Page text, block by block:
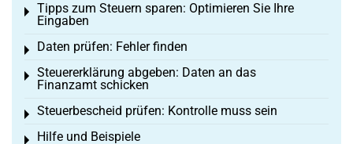
Tipps zum Steuern sparen: Optimieren Sie Ihre
Eingaben
Toggle menu
Daten prüfen: Fehler finden
Toggle menu
Steuererklärung abgeben: Daten an das
Finanzamt schicken
Toggle menu
Steuerbescheid prüfen: Kontrolle muss sein
Toggle menu
Hilfe und Beispiele